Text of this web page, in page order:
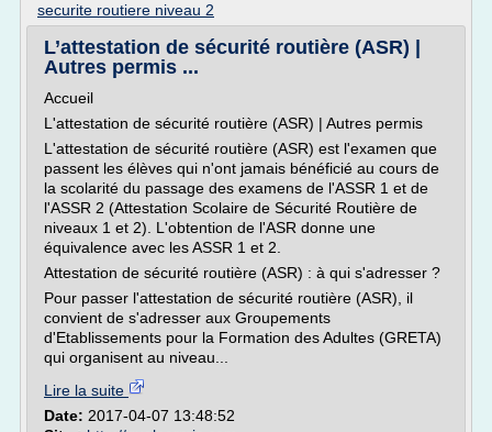
securite routiere niveau 2
L’attestation de sécurité routière (ASR) |
Autres permis ...
Accueil
L'attestation de sécurité routière (ASR) | Autres permis
L'attestation de sécurité routière (ASR) est l'examen que
passent les élèves qui n'ont jamais bénéficié au cours de
la scolarité du passage des examens de l'ASSR 1 et de
l'ASSR 2 (Attestation Scolaire de Sécurité Routière de
niveaux 1 et 2). L'obtention de l'ASR donne une
équivalence avec les ASSR 1 et 2.
Attestation de sécurité routière (ASR) : à qui s'adresser ?
Pour passer l'attestation de sécurité routière (ASR), il
convient de s'adresser aux Groupements
d'Etablissements pour la Formation des Adultes (GRETA)
qui organisent au niveau...
Lire la suite
Date: 2017-04-07 13:48:52